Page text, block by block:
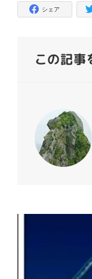
シェア
この記事